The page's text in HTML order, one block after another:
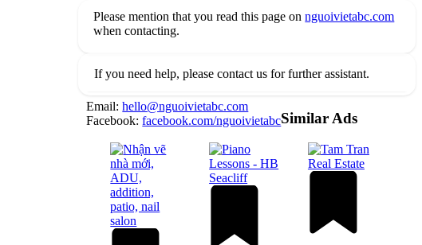
Please mention that you read this page onnguoivietabc.com
when contacting.
If you need help, please contact us for further assistant.
Email:hello@nguoivietabc.com
Facebook:facebook.com/nguoivietabcSimilar Ads